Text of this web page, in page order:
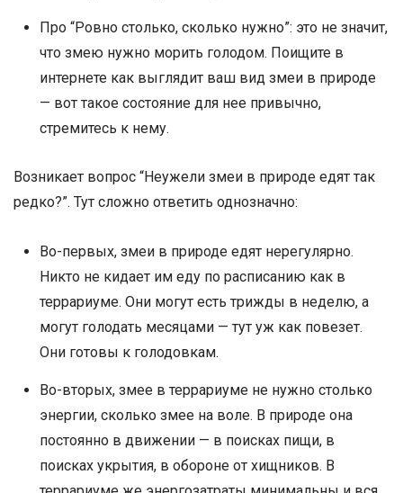
Про “Ровно столько, сколько нужно”: это не значит,
что змею нужно морить голодом. Поищите в
интернете как выглядит ваш вид змеи в природе
— вот такое состояние для нее привычно,
стремитесь к нему.
Возникает вопрос “Неужели змеи в природе едят так
редко?”. Тут сложно ответить однозначно:
Во-первых, змеи в природе едят нерегулярно.
Никто не кидает им еду по расписанию как в
террариуме. Они могут есть трижды в неделю, а
могут голодать месяцами — тут уж как повезет.
Они готовы к голодовкам.
Во-вторых, змее в террариуме не нужно столько
энергии, сколько змее на воле. В природе она
постоянно в движении — в поисках пищи, в
поисках укрытия, в обороне от хищников. В